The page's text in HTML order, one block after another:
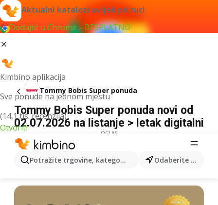
Aktualni katalozi uvijek pri ruci
Dodajte u Chrome – BESPLATNO
Kimbino aplikacija
Sve ponude na jednom mjestu
(14,1 tis. recenzija)
Otvoriti
Potražite trgovine, kategorije, proizvode... Odaberite grad
Tommy Bobis Super ponuda
Tommy Bobis Super ponuda novi od
02.07.2026 na listanje > letak digitalni
OGLAS